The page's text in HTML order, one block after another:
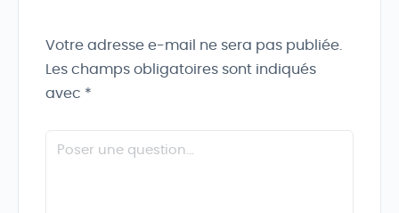
Votre adresse e-mail ne sera pas publiée.
Les champs obligatoires sont indiqués
avec *